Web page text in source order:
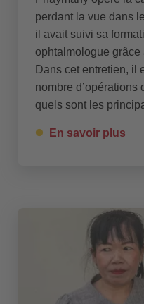
perdant la vue dans
il avait suivi sa
ophtalmologue grâce
Dans cet entretien, il
nombre d’opérations
quels sont les
En savoir plus